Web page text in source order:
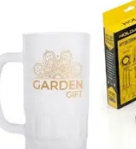
em receber
está comprometida a proteger e
utilizaremos seus dados apenas
pode alterar suas